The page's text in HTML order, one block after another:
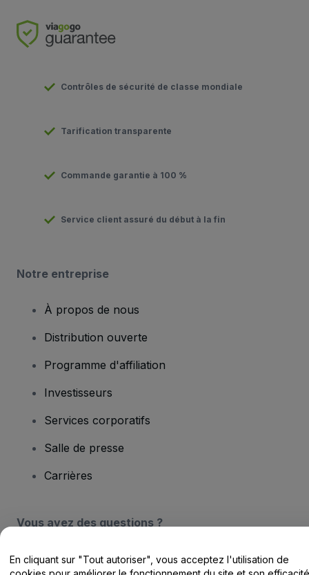
Contrôles de sécurité de classe mondiale
Tarification transparente
Commande garantie à 100 %
Service client assuré du début à la fin
Notre entreprise
À propos de nous
Distribution ouverte
Programme d'affiliation
Investisseurs
Services corporatifs
Salle de presse
Carrières
Vous avez des questions ?
Centre d'assistance / Nous contacter
En cliquant sur "Tout autoriser", vous acceptez l'utilisation de